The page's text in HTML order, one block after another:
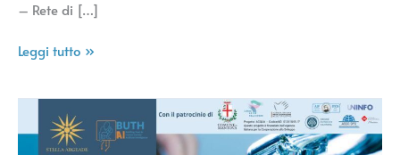
– Rete di […]
Leggi tutto »
artificiale